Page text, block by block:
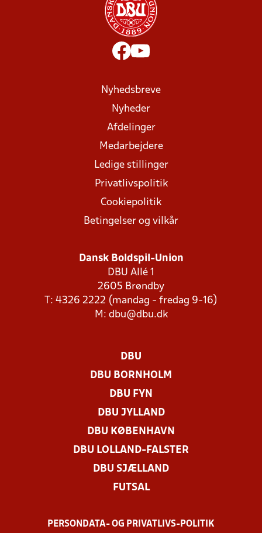
Nyhedsbreve
Nyheder
Afdelinger
Medarbejdere
Ledige stillinger
Privatlivspolitik
Cookiepolitik
Betingelser og vilkår
Dansk Boldspil-Union
DBU Allé 1
2605 Brøndby
T: 4326 2222 (mandag - fredag 9-16)
M: dbu@dbu.dk
DBU
DBU BORNHOLM
DBU FYN
DBU JYLLAND
DBU KØBENHAVN
DBU LOLLAND-FALSTER
DBU SJÆLLAND
FUTSAL
PERSONDATA- OG PRIVATLIVS-POLITIK